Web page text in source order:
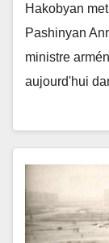
Hakobyan
Pashinyan
ministre
aujourd'hui